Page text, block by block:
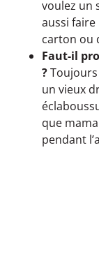
voulez un
aussi
carton ou
Faut-il
?
un vieux
que
pendant